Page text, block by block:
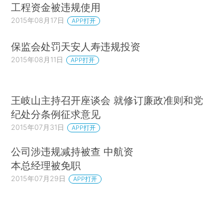
工程资金被违规使用
2015年08月17日 APP打开
保监会处罚天安人寿违规投资
2015年08月11日 APP打开
王岐山主持召开座谈会 就修订廉政准则和党
纪处分条例征求意见
2015年07月31日 APP打开
公司涉违规减持被查 中航资
本总经理被免职
2015年07月29日 APP打开